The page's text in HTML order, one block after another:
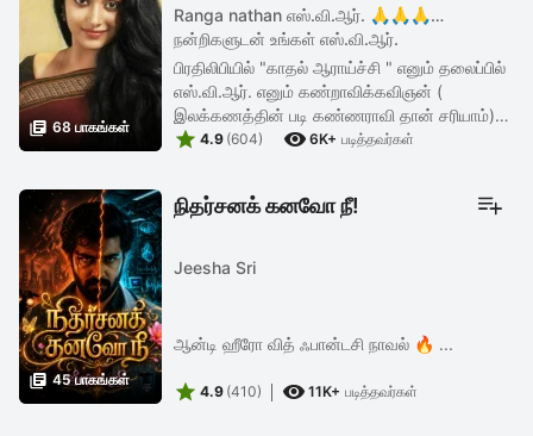
 68 பாகங்கள்
Ranga nathan எஸ்.வி.ஆர். 🙏🙏🙏
நன்றிகளுடன் உங்கள் எஸ்.வி.ஆர்.
பிரதிலிபியில் "காதல் ஆராய்ச்சி " எனும் தலைப்பில்
எஸ்.வி.ஆர். எனும் கண்றாவிக்கவிஞன் (
இலக்கணத்தின் படி கண்ணராவி தான் சரியாம்)
கவிதை எனும் பெயரில் படைப்பைச்
 4.9 (604)  6K+ படித்தவர்கள்
 45 பாகங்கள்
நிதர்சனக் கனவோ நீ!
Jeesha Sri
ஆன்டி ஹீரோ வித் ஃபான்டசி நாவல் 🔥 ...
 4.9 (410)  11K+ படித்தவர்கள்